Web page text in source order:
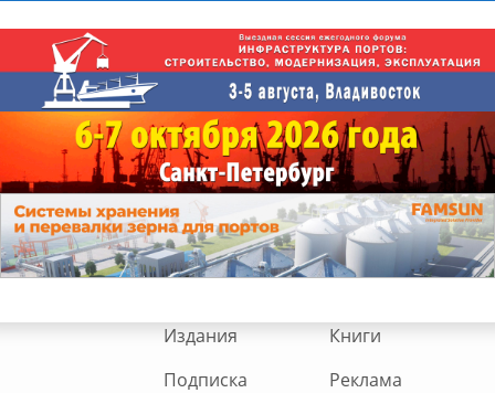
Издания
Книги
Подписка
Реклама